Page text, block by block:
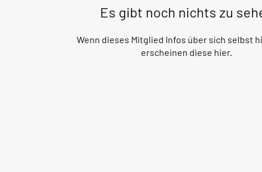
Es gibt noch nichts zu
Wenn dieses Mitglied Infos über sich selbst
erscheinen diese hier.